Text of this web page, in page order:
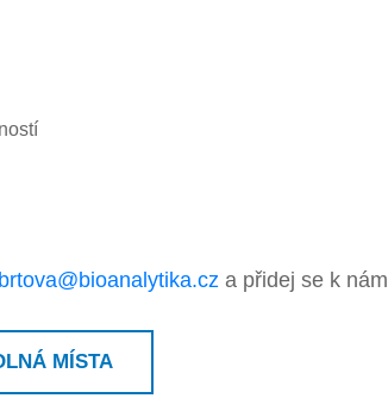
a přidej se k
MÍSTA